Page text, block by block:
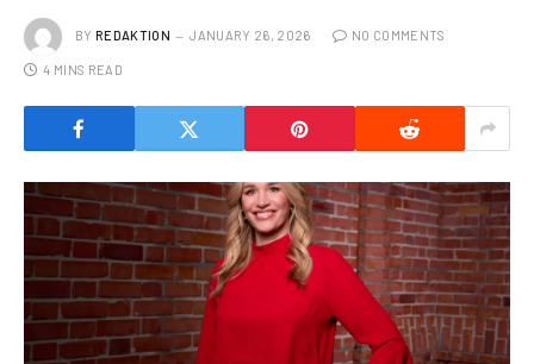
BY REDAKTION JANUARY 26, 2026 NO COMMENTS
4 MINS READ